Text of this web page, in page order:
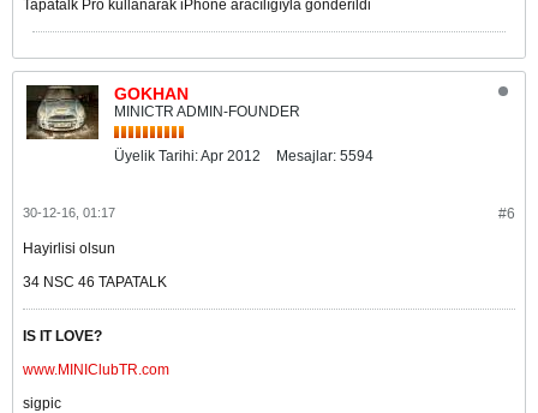
Tapatalk Pro kullanarak iPhone aracılığıyla gönderildi
GOKHAN
MINICTR ADMIN-FOUNDER
Üyelik Tarihi:Apr 2012 Mesajlar: 5594
#6
30-12-16, 01:17
Hayirlisi olsun
34 NSC 46 TAPATALK
IS IT LOVE?
www.MINIClubTR.com
sigpic